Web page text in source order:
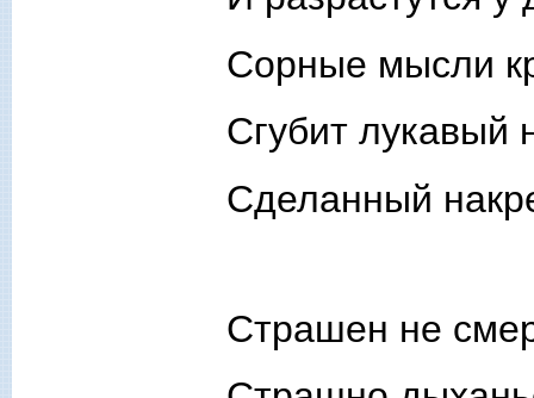
Сорные мысли
Сгубит лукавый
Сделанный
Страшен не